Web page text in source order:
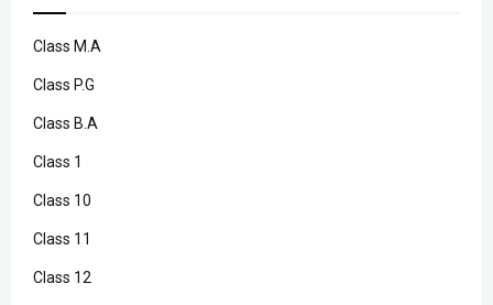
Class M.A
Class P.G
Class B.A
Class 1
Class 10
Class 11
Class 12